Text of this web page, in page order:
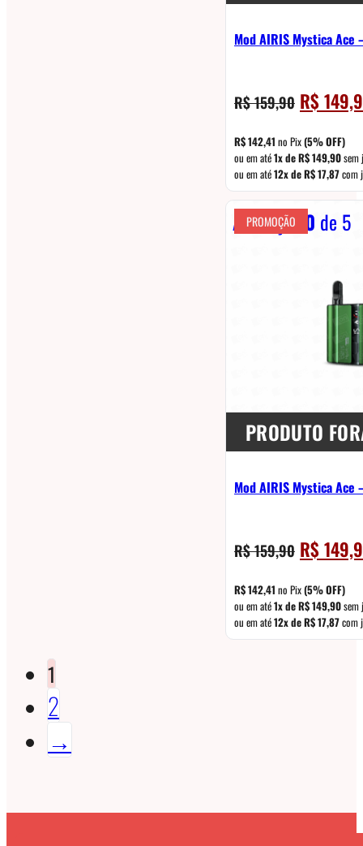
Mod AIRIS Mystica Ace
R$159,90 O
preço
original
era:
R$ 159,90.
R$
R$142,41 no Pix(5% OFF)
ou em até1x deR$149,90sem
ou em até12x deR$17,87com
Avaliação 0 de 5
PROMOÇÃO
PRODUTO
Mod AIRIS Mystica Ace
R$159,90 O
preço
original
era:
R$ 159,90.
R$
R$142,41 no Pix(5% OFF)
ou em até1x deR$149,90sem
ou em até12x deR$17,87com
1
2
→